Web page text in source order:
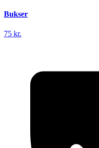
Bukser
75 kr.